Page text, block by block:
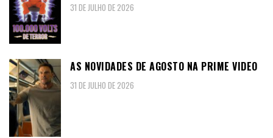
31 DE JULHO DE 2026
AS NOVIDADES DE AGOSTO NA PRIME VIDEO
31 DE JULHO DE 2026